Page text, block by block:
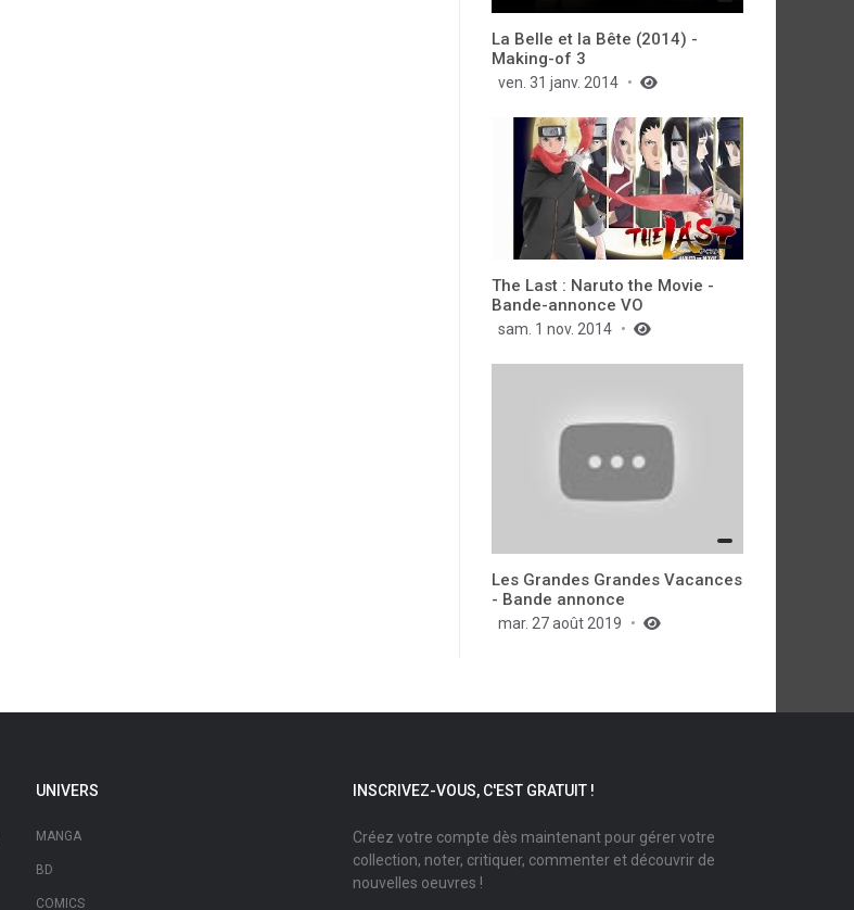
La Belle et la Bête (2014) -
Making-of 3
ven. 31 janv. 2014
The Last : Naruto the Movie -
Bande-annonce VO
sam. 1 nov. 2014
Les Grandes Grandes Vacances
- Bande annonce
mar. 27 août 2019
UNIVERS
MANGA
BD
COMICS
INSCRIVEZ-VOUS, C'EST GRATUIT !
Créez votre compte dès maintenant pour gérer votre
collection, noter, critiquer, commenter et découvrir de
nouvelles oeuvres !